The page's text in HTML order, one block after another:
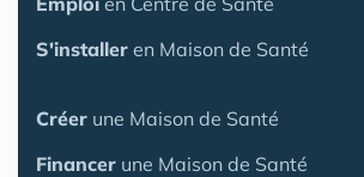
S'installer en Maison de Santé
Créer une Maison de Santé
Financer une Maison de Santé